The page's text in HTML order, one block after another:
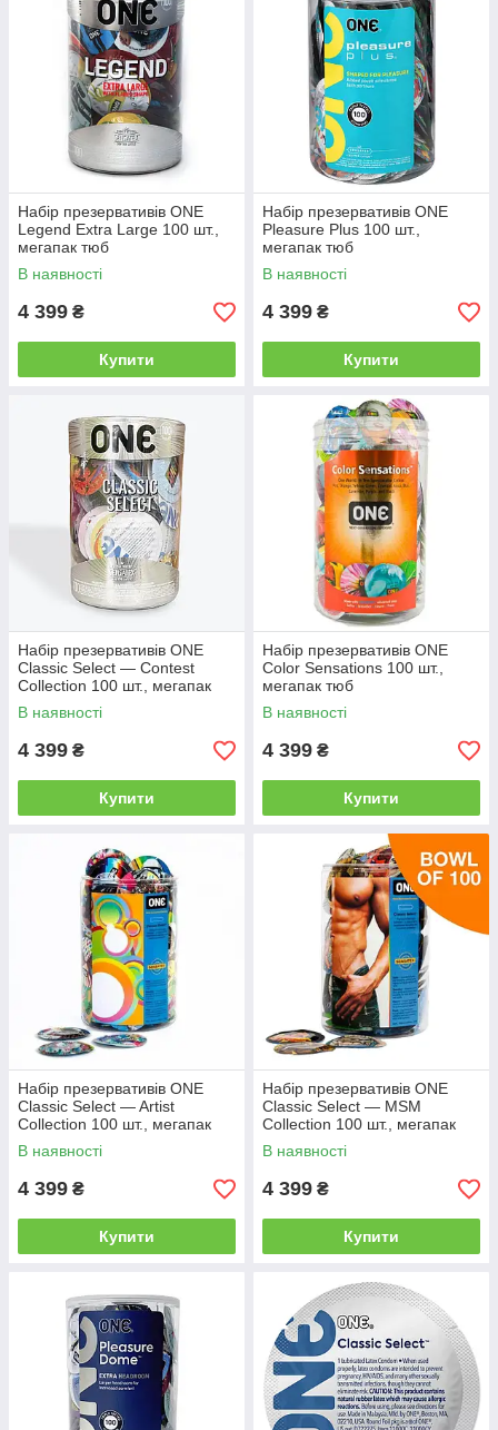
Набір презервативів ONE
Legend Extra Large 100 шт.,
мегапак тюб
В наявності
4 399 ₴
Купити
Набір презервативів ONE
Pleasure Plus 100 шт.,
мегапак тюб
В наявності
4 399 ₴
Купити
Набір презервативів ONE
Classic Select — Contest
Collection 100 шт., мегапак
тюб
В наявності
4 399 ₴
Купити
Набір презервативів ONE
Color Sensations 100 шт.,
мегапак тюб
В наявності
4 399 ₴
Купити
Набір презервативів ONE
Classic Select — Artist
Collection 100 шт., мегапак
тюб
В наявності
4 399 ₴
Купити
Набір презервативів ONE
Classic Select — MSM
Collection 100 шт., мегапак
тюб
В наявності
4 399 ₴
Купити